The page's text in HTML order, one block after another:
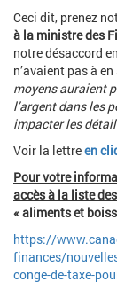
Ceci dit, prenez
à la ministre des
notre désaccord
n’avaient pas à
moyens auraient
l’argent dans les
impacter les
Voir la lettreen
Pour votre
accès à la liste
« aliments et
https://
finances/
conge-de-taxe-